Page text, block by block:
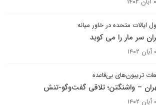
ایالات متحده در خاور میانه
سر مار را می کوبد
تریبون‌های بی‌قاعده
– واشنگتن؛ تلاقی گفت‌وگو-تنش